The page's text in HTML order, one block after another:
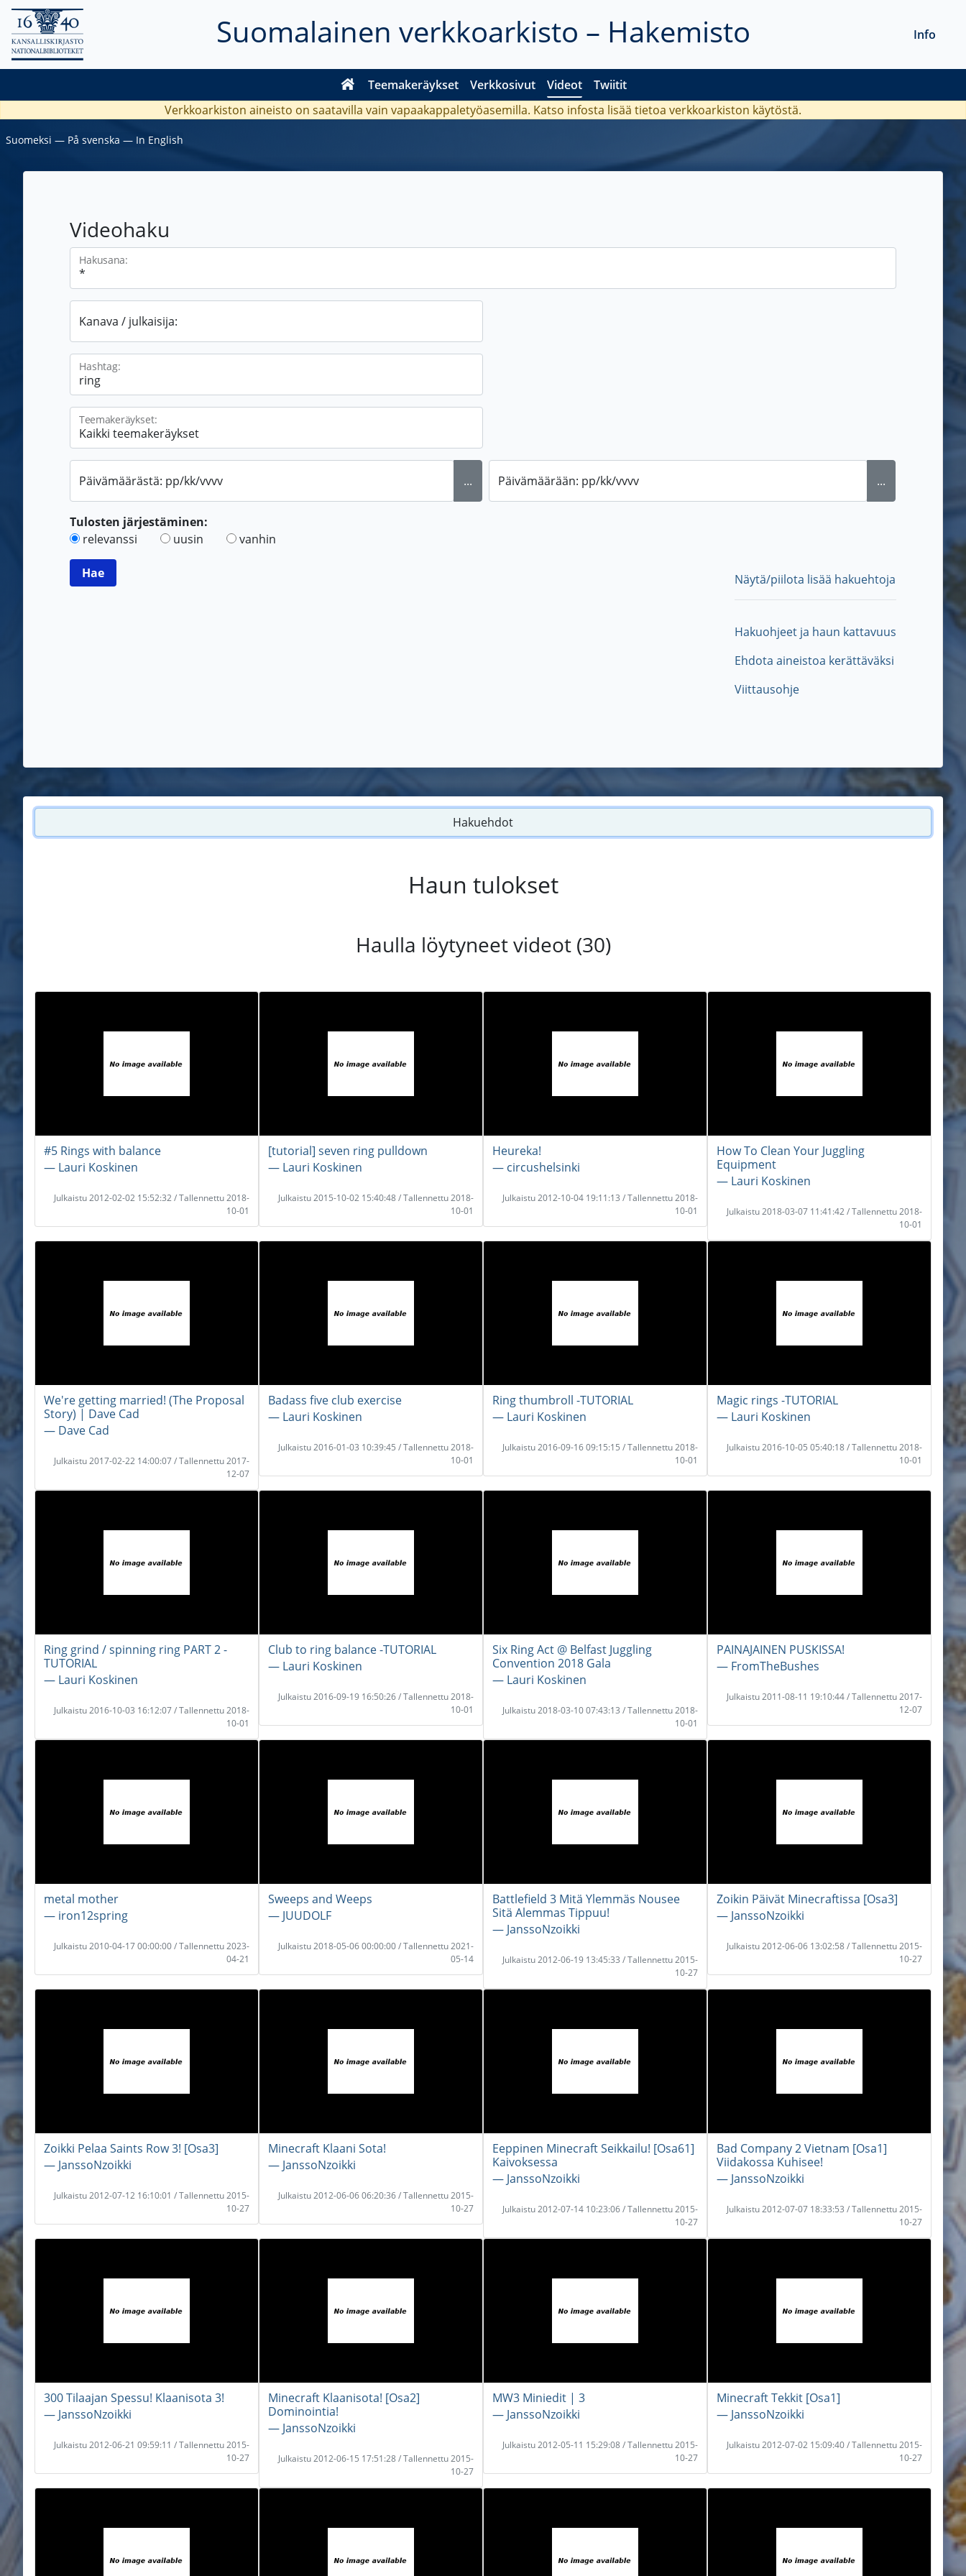
Suomalainen verkkoarkisto – Hakemisto
Teemakeräykset Verkkosivut Videot Twiitit
Info
Verkkoarkiston aineisto on saatavilla vain vapaakappaletyöasemilla. Katso infosta lisää tietoa verkkoarkiston käytöstä.
Suomeksi ― På svenska ― In English
Videohaku
Hakusana:
Kanava / julkaisija:
Hashtag:
Teemakeräykset:
Päivämäärästä: pp/kk/vvvv ... Päivämäärään: pp/kk/vvvv ...
Tulosten järjestäminen:
relevanssi
uusin vanhin
Näytä/piilota lisää hakuehtoja
Hakuohjeet ja haun kattavuus
Ehdota aineistoa kerättäväksi
Viittausohje
Hakuehdot
Haun tulokset
Haulla löytyneet videot (30)
#5 Rings with balance
― Lauri Koskinen
Julkaistu 2012-02-02 15:52:32 / Tallennettu 2018-
10-01
[tutorial] seven ring pulldown
― Lauri Koskinen
Julkaistu 2015-10-02 15:40:48 / Tallennettu 2018-
10-01
Heureka!
― circushelsinki
Julkaistu 2012-10-04 19:11:13 / Tallennettu 2018-
10-01
How To Clean Your Juggling
Equipment
― Lauri Koskinen
Julkaistu 2018-03-07 11:41:42 / Tallennettu 2018-
10-01
We're getting married! (The Proposal
Story) | Dave Cad
― Dave Cad
Julkaistu 2017-02-22 14:00:07 / Tallennettu 2017-
12-07
Badass five club exercise
― Lauri Koskinen
Julkaistu 2016-01-03 10:39:45 / Tallennettu 2018-
10-01
Ring thumbroll -TUTORIAL
― Lauri Koskinen
Julkaistu 2016-09-16 09:15:15 / Tallennettu 2018-
10-01
Magic rings -TUTORIAL
― Lauri Koskinen
Julkaistu 2016-10-05 05:40:18 / Tallennettu 2018-
10-01
Ring grind / spinning ring PART 2 -
TUTORIAL
― Lauri Koskinen
Julkaistu 2016-10-03 16:12:07 / Tallennettu 2018-
10-01
Club to ring balance -TUTORIAL
― Lauri Koskinen
Julkaistu 2016-09-19 16:50:26 / Tallennettu 2018-
10-01
Six Ring Act @ Belfast Juggling
Convention 2018 Gala
― Lauri Koskinen
Julkaistu 2018-03-10 07:43:13 / Tallennettu 2018-
10-01
PAINAJAINEN PUSKISSA!
― FromTheBushes
Julkaistu 2011-08-11 19:10:44 / Tallennettu 2017-
12-07
metal mother
― iron12spring
Julkaistu 2010-04-17 00:00:00 / Tallennettu 2023-
04-21
Sweeps and Weeps
― JUUDOLF
Julkaistu 2018-05-06 00:00:00 / Tallennettu 2021-
05-14
Battlefield 3 Mitä Ylemmäs Nousee
Sitä Alemmas Tippuu!
― JanssoNzoikki
Julkaistu 2012-06-19 13:45:33 / Tallennettu 2015-
10-27
Zoikin Päivät Minecraftissa [Osa3]
― JanssoNzoikki
Julkaistu 2012-06-06 13:02:58 / Tallennettu 2015-
10-27
Zoikki Pelaa Saints Row 3! [Osa3]
― JanssoNzoikki
Julkaistu 2012-07-12 16:10:01 / Tallennettu 2015-
10-27
Minecraft Klaani Sota!
― JanssoNzoikki
Julkaistu 2012-06-06 06:20:36 / Tallennettu 2015-
10-27
Eeppinen Minecraft Seikkailu! [Osa61]
Kaivoksessa
― JanssoNzoikki
Julkaistu 2012-07-14 10:23:06 / Tallennettu 2015-
10-27
Bad Company 2 Vietnam [Osa1]
Viidakossa Kuhisee!
― JanssoNzoikki
Julkaistu 2012-07-07 18:33:53 / Tallennettu 2015-
10-27
300 Tilaajan Spessu! Klaanisota 3!
― JanssoNzoikki
Julkaistu 2012-06-21 09:59:11 / Tallennettu 2015-
10-27
Minecraft Klaanisota! [Osa2]
Dominointia!
― JanssoNzoikki
Julkaistu 2012-06-15 17:51:28 / Tallennettu 2015-
10-27
MW3 Miniedit | 3
― JanssoNzoikki
Julkaistu 2012-05-11 15:29:08 / Tallennettu 2015-
10-27
Minecraft Tekkit [Osa1]
― JanssoNzoikki
Julkaistu 2012-07-02 15:09:40 / Tallennettu 2015-
10-27